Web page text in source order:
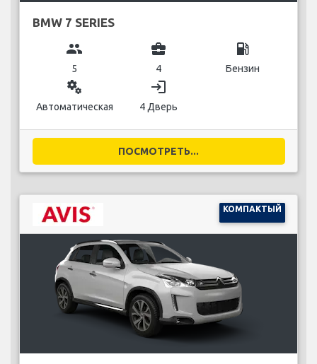
BMW 7 SERIES
group
5
business_center
4
local_gas_station
Бензин
miscellaneous_services
Автоматическая
login
4 Дверь
ПОСМОТРЕТЬ...
КОМПАКТЫЙ